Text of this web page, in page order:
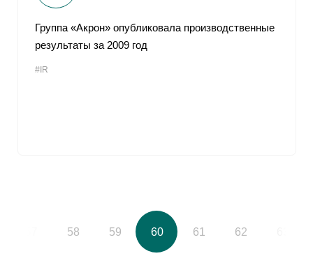
Группа «Акрон» опубликовала производственные
результаты за 2009 год
#IR
58 59 60 61 62